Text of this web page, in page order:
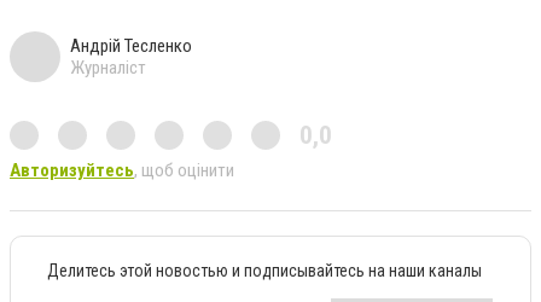
Андрій Тесленко
Журналіст
0,0
Авторизуйтесь, щоб оцінити
Делитесь этой новостью и подписывайтесь на наши каналы